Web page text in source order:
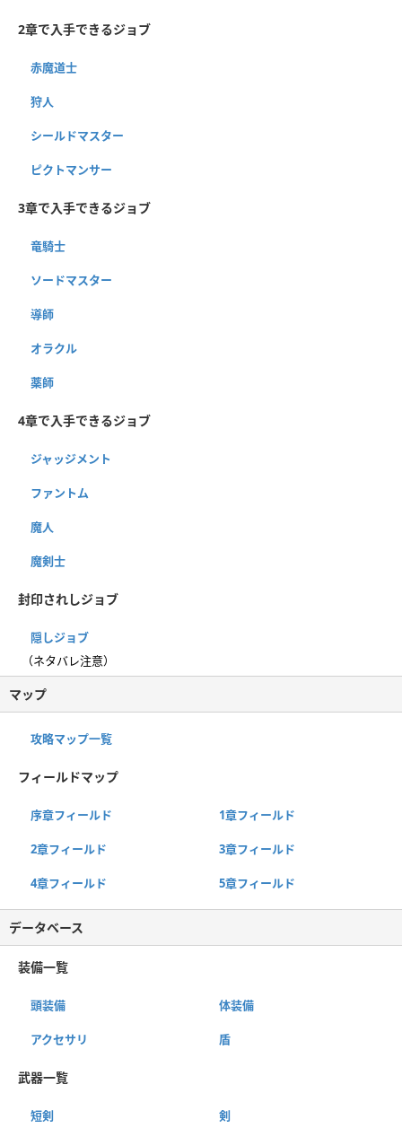
2章で入手できるジョブ
赤魔道士
狩人
シールドマスター
ピクトマンサー
3章で入手できるジョブ
竜騎士
ソードマスター
導師
オラクル
薬師
4章で入手できるジョブ
ジャッジメント
ファントム
魔人
魔剣士
封印されしジョブ
隠しジョブ
（ネタバレ注意）
マップ
攻略マップ一覧
フィールドマップ
序章フィールド 1章フィールド
2章フィールド 3章フィールド
4章フィールド 5章フィールド
データベース
装備一覧
頭装備 体装備
アクセサリ 盾
武器一覧
短剣 剣